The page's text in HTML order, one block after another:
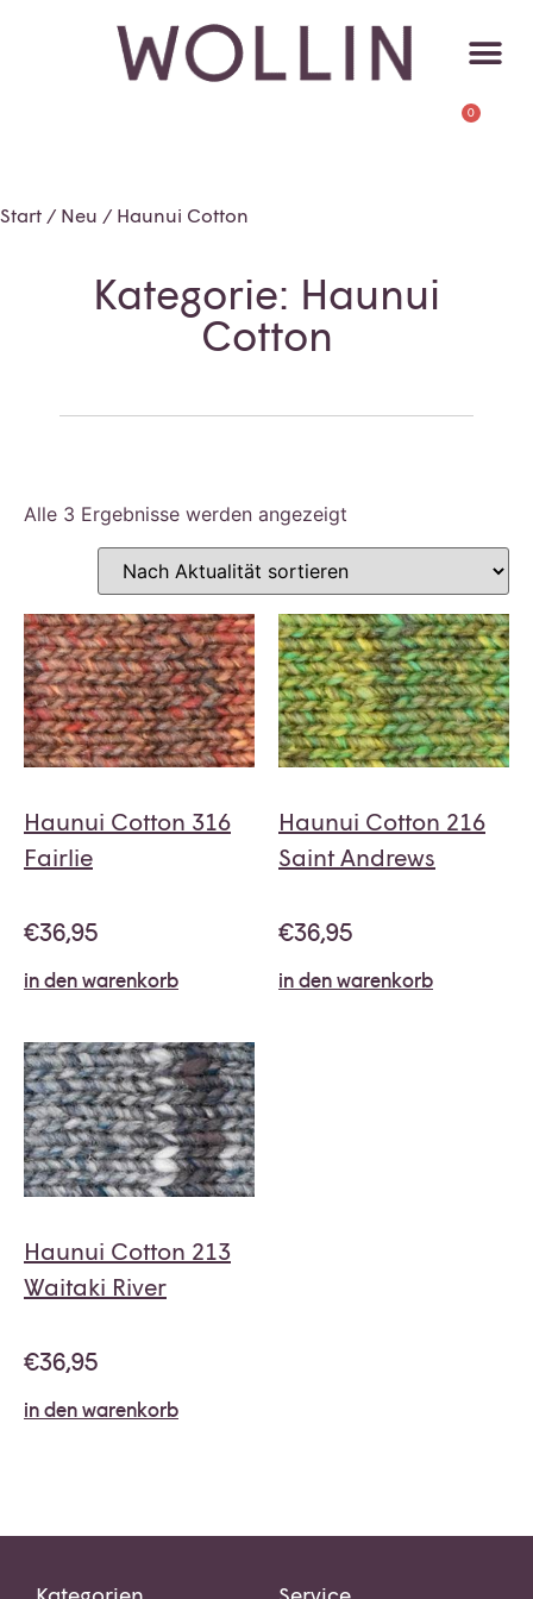
0
Start / Neu / Haunui Cotton
Kategorie: Haunui
Cotton
Alle 3 Ergebnisse werden angezeigt
Haunui Cotton 316
Fairlie
€36,95
in den warenkorb
Haunui Cotton 216
Saint Andrews
€36,95
in den warenkorb
Haunui Cotton 213
Waitaki River
€36,95
in den warenkorb